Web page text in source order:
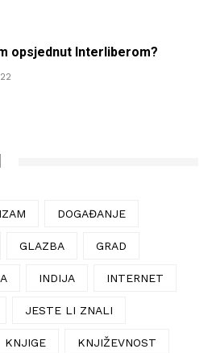
opsjednut Interliberom?
DOGAĐANJE
GLAZBA GRAD
INDIJA INTERNET
JESTE LI ZNALI
KNJIGE KNJIŽEVNOST